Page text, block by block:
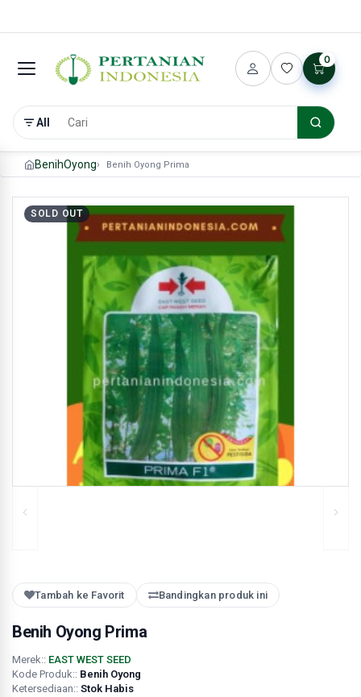
All
0
BenihOyong Benih Oyong Prima
SOLD OUT
Tambah ke Favorit Bandingkan produk ini
Benih Oyong Prima
Merek:: EAST WEST SEED
Kode Produk:: Benih Oyong
Ketersediaan:: Stok Habis